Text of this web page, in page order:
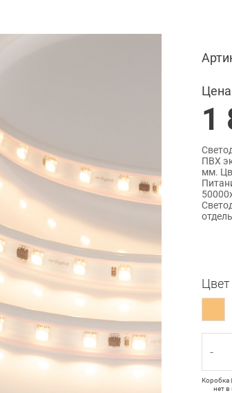
Цена
1
ПВХ
мм.
Цвет
-
Коробка
нет в